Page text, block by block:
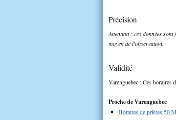
Précision
Attention : ces données
moyen de l'observation.
Validité
Varenguebec : Ces horaires
Proche de Varenguebec
Horaires de prières 50